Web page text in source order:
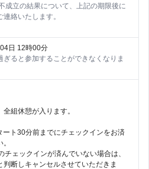
成立の結果について、上記の期限後に
連絡いたします。
日 12時00分
ぎると参加することができなくなりま
組休憩が入ります。
ト30分前までにチェックインをお済
チェックインが済んでいない場合は、
判断しキャンセルさせていただきま